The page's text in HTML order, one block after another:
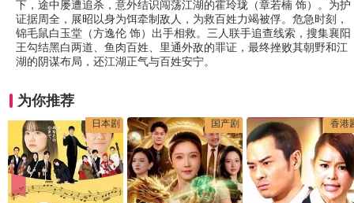
下，途中屡遭追杀，意外结识闯荡江湖的霍玲珑（章若楠 饰）。为护
证据周全，展昭以身为饵牵制敌人，为救百姓力竭被俘。危急时刻，
锦毛鼠白玉堂（方逸伦 饰）出手相救。三人联手追查线索，搜集襄阳
王勾结黑白两道、鱼肉百姓、里通外敌的罪证，最终挫败其朝野和江
湖的阴谋布局，还江湖正气与百姓安宁。
为你推荐
日本剧 国产剧 香港